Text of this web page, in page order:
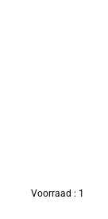
Voorraad : 1